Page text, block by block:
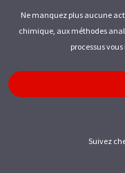
Ne manquez plus aucune
chimique, aux méthodes
processus
Suivez